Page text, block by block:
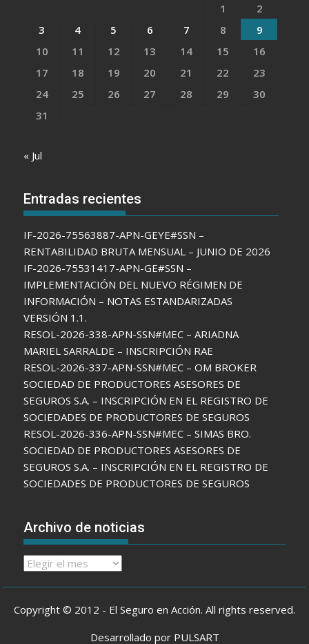
1
2
3
4 5 6 7 8
9
10
11 12 13 14 15
16
17
18 19 20 21 22
23
24
25 26 27 28 29
30
31
« Jul
Entradas recientes
IF-2026-75563887-APN-GEYE#SSN –
RENTABILIDAD BRUTA MENSUAL – JUNIO DE 2026
IF-2026-75531417-APN-GE#SSN –
IMPLEMENTACIÓN DEL NUEVO RÉGIMEN DE
INFORMACIÓN – NOTAS ESTANDARIZADAS
VERSIÓN 1.1.
RESOL-2026-338-APN-SSN#MEC – ARIADNA
MARIEL SARRALDE – INSCRIPCIÓN RAE
RESOL-2026-337-APN-SSN#MEC – OM BROKER
SOCIEDAD DE PRODUCTORES ASESORES DE
SEGUROS S.A. – INSCRIPCIÓN EN EL REGISTRO DE
SOCIEDADES DE PRODUCTORES DE SEGUROS
RESOL-2026-336-APN-SSN#MEC – SIMAS BRO.
SOCIEDAD DE PRODUCTORES ASESORES DE
SEGUROS S.A. – INSCRIPCIÓN EN EL REGISTRO DE
SOCIEDADES DE PRODUCTORES DE SEGUROS
Archivo de noticias
Archivo
Copyright © 2012 - El Seguro en Acción. All rights reserved.
Desarrollado por PULSART